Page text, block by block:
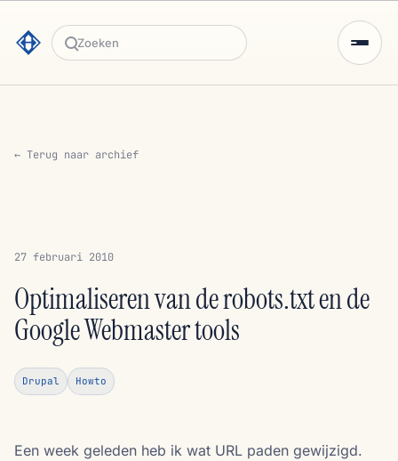
Zoeken
← Terug naar archief
27 februari 2010
Optimaliseren van de robots.txt en de
Google Webmaster tools
Drupal Howto
Een week geleden heb ik wat URL paden gewijzigd.